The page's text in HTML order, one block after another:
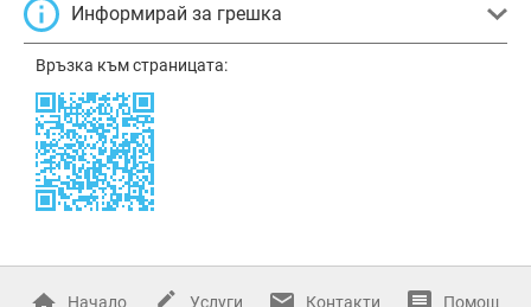
Информирай за грешка
Връзка към страницата:
Начало Услуги Контакти Помощ